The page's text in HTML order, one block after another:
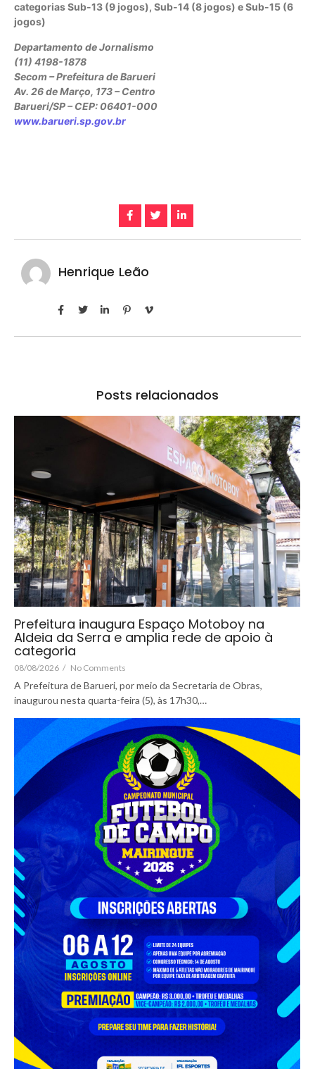
categorias Sub-13 (9 jogos), Sub-14 (8 jogos) e Sub-15 (6
jogos)
Departamento de Jornalismo
(11) 4198-1878
Secom – Prefeitura de Barueri
Av. 26 de Março, 173 – Centro
Barueri/SP – CEP: 06401-000
www.barueri.sp.gov.br
Henrique Leão
Posts relacionados
Prefeitura inaugura Espaço Motoboy na
Aldeia da Serra e amplia rede de apoio à
categoria
08/08/2026 / No Comments
A Prefeitura de Barueri, por meio da Secretaria de Obras,
inaugurou nesta quarta-feira (5), às 17h30,…